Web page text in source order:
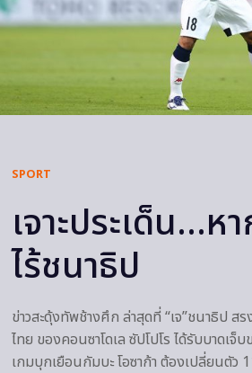
SPORT
เจาะประเด็น…ห
ไร้ชนาธิป
ข่าวสะดุ้งทัพช้างศึก ล่าสุดที่ “เจ”ชนาธิป
ไทย ของคอนซาโดเล ซัปโปโร ได้รับบาดเจ็
เกมบุกเยือนกัมบะ โอซาก้า ต้องเปลี่ยนตัว